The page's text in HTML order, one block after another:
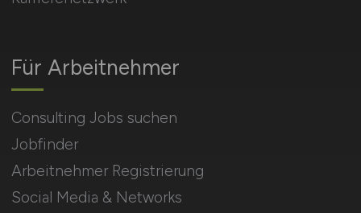
Für Arbeitnehmer
Consulting Jobs suchen
Jobfinder
Arbeitnehmer Registrierung
Social Media & Networks